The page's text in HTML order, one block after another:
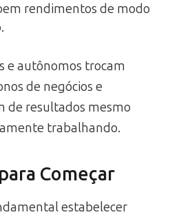
rendimentos de modo
e autônomos trocam
de negócios e
de resultados mesmo
trabalhando.
Começar
estabelecer